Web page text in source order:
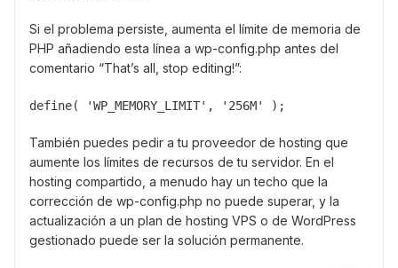
Si el problema persiste, aumenta el límite de memoria de
PHP añadiendo esta línea a wp-config.php antes del
comentario “That’s all, stop editing!”:
define( 'WP_MEMORY_LIMIT', '256M' );
También puedes pedir a tu proveedor de hosting que
aumente los límites de recursos de tu servidor. En el
hosting compartido, a menudo hay un techo que la
corrección de wp-config.php no puede superar, y la
actualización a un plan de hosting VPS o de WordPress
gestionado puede ser la solución permanente.